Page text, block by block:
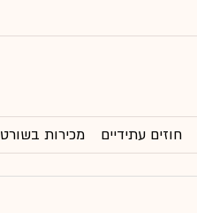
חוזים עתידיים מכירות בשורט